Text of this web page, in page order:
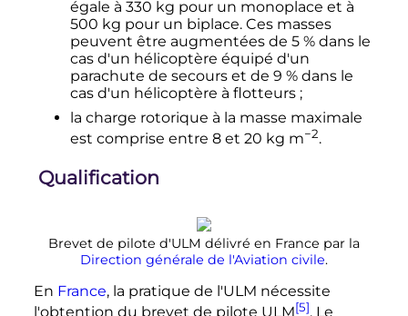
égale à 330 kg pour un monoplace et à
500 kg pour un biplace. Ces masses
peuvent être augmentées de 5 % dans le
cas d'un hélicoptère équipé d'un
parachute de secours et de 9 % dans le
cas d'un hélicoptère à flotteurs ;
la charge rotorique à la masse maximale
est comprise entre 8 et 20 kg m−2.
Qualification
Brevet de pilote d'ULM délivré en France par la
Direction générale de l'Aviation civile.
En France, la pratique de l'ULM nécessite
l'obtention du brevet de pilote ULM[5]. Le